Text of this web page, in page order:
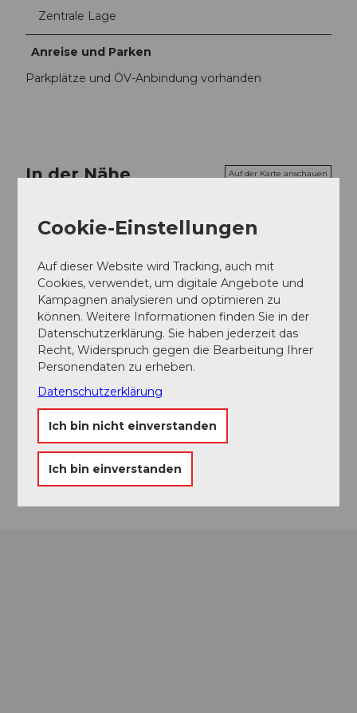
Zentrale Lage
Anreise und Parken
Parkplätze und ÖV-Anbindung vorhanden
In der Nähe Auf der Karte anschauen
Sehenswertes
Kontaktdaten
Kaffee Rösterei Knubel AG
Hauptstrasse 15
6222Gunzwil
+41 (0)41 419 30 06
info@kaffee-knubel.ch
Website
Anreise
Cookie-Einstellungen
Auf dieser Website wird Tracking, auch mit
Cookies, verwendet, um digitale Angebote und
Kampagnen analysieren und optimieren zu
können. Weitere Informationen finden Sie in der
Datenschutzerklärung. Sie haben jederzeit das
Recht, Widerspruch gegen die Bearbeitung Ihrer
Personendaten zu erheben.
Datenschutzerklärung
Ich bin nicht einverstanden
Ich bin einverstanden